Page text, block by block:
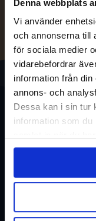
Denna webbplats
Vi använder
och annonserna till
för sociala medier
vidarebefordrar
information från
annons- och
Dessa kan i sin tur
information som du
Länder